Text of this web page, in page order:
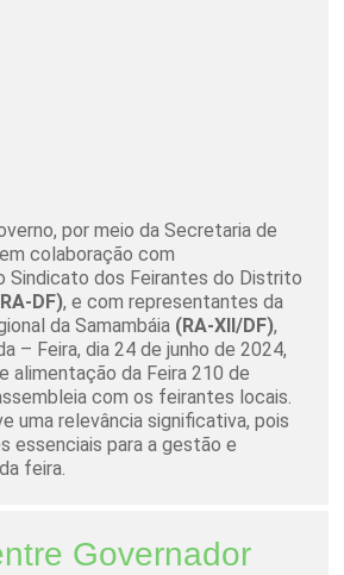
por meio da Secretaria de
colaboração com
Sindicato dos Feirantes do Distrito
DF), e com representantes da
da Samambáia (RA-XII/DF),
– Feira, dia 24 de junho de 2024,
alimentação da Feira 210 de
com os feirantes locais.
uma relevância significativa, pois
essenciais para a gestão e
feira.
Governador